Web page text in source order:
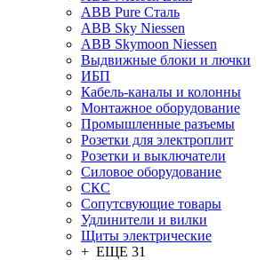
ABB Pure Сталь
ABB Sky Niessen
ABB Skymoon Niessen
Выдвижные блоки и лючки
ИБП
Кабель-каналы и колонны
Монтажное оборудование
Промышленные разъемы
Розетки для электроплит
Розетки и выключатели
Силовое оборудование
СКС
Сопутсвующие товары
Удлинители и вилки
Щиты электрические
+ ЕЩЕ 31